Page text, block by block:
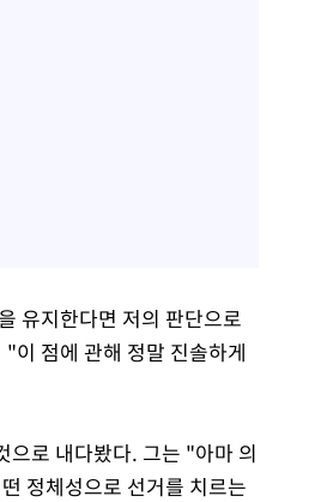
유지한다면 저의 판단으로
이 점에 관해 정말 진솔하게
으로 내다봤다. 그는 "아마 의
정체성으로 선거를 치르는